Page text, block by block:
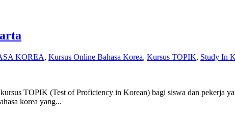
KOREA, Kursus Online Bahasa Korea, Kursus TOPIK, Study In
TOPIK (Test of Proficiency in Korean) bagi siswa dan pekerja
korea yang...